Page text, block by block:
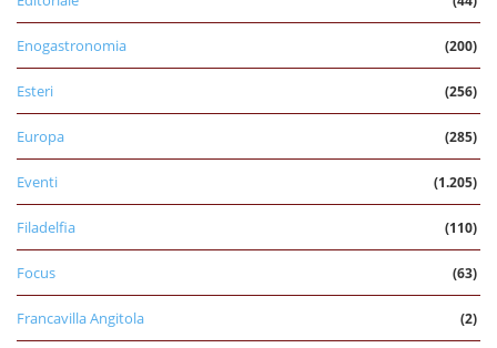
Enogastronomia (200)
Esteri (256)
Europa (285)
Eventi (1.205)
Filadelfia (110)
Focus (63)
Francavilla Angitola (2)